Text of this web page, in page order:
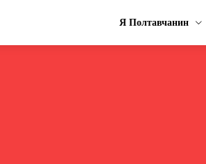
Я Полтавчанин